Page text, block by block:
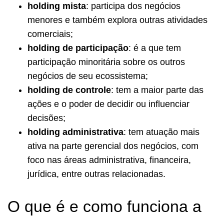
holding mista: participa dos negócios
menores e também explora outras atividades
comerciais;
holding de participação: é a que tem
participação minoritária sobre os outros
negócios de seu ecossistema;
holding de controle: tem a maior parte das
ações e o poder de decidir ou influenciar
decisões;
holding administrativa: tem atuação mais
ativa na parte gerencial dos negócios, com
foco nas áreas administrativa, financeira,
jurídica, entre outras relacionadas.
O que é e como funciona a